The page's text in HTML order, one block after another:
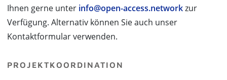
Ihnen gerne unter info@open-access.networkzur
Verfügung. Alternativ können Sie auch unser
Kontaktformular verwenden.
PROJEKTKOORDINATION